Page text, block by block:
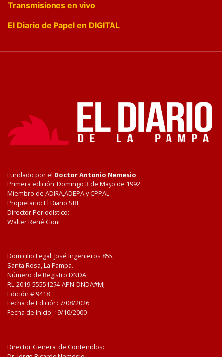
Transmisiones en vivo
El Diario de Papel en DIGITAL
Fundado por el Doctor Antonio Nemesio
Primera edición: Domingo 3 de Mayo de 1992
Miembro de ADIRA,ADEPA y CPPAL
Propietario: El Diario SRL
Director Periodístico:
Walter René Goñi
Domicilio Legal: José Ingenieros 855,
Santa Rosa, La Pampa.
Número de Registro DNDA:
RL-2019-55551274-APN-DNDA#MJ
Edición # 9418
Fecha de Edición: 7/08/2026
Fecha de Inicio: 19/10/2000
Director General de Contenidos: